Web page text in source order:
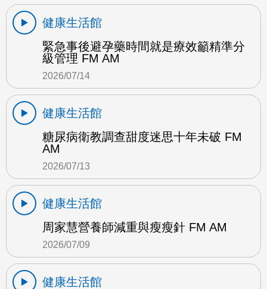
健康生活館
緊急事後避孕藥時間就是療效籲精準分
級管理 FM AM
2026/07/14
健康生活館
糖尿病衛教調查甜度迷思十年未破 FM
AM
2026/07/13
健康生活館
周家慧營養師減重與瘦瘦針 FM AM
2026/07/09
健康生活館